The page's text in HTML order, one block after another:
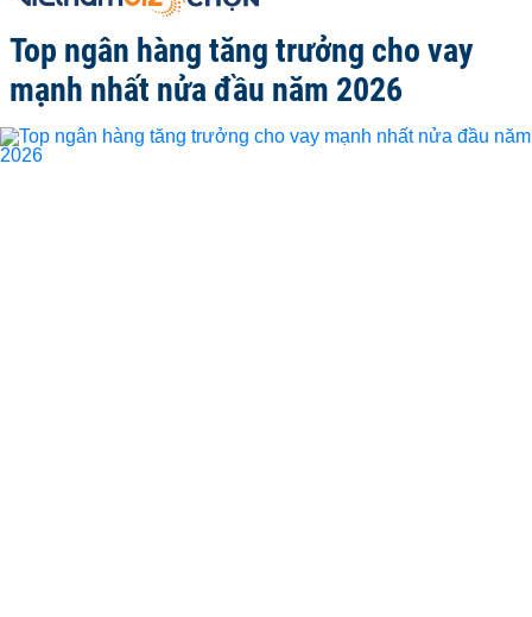
Top ngân hàng tăng trưởng cho vay
mạnh nhất nửa đầu năm 2026